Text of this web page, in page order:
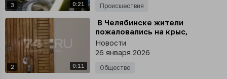
3 0:21 Происшествия
2 0:11
⁣ В Челябинске жители
пожаловались на крыс,
которые бегают по подъезду и
лезут в квартиры
Новости
26 января 2026
Общество